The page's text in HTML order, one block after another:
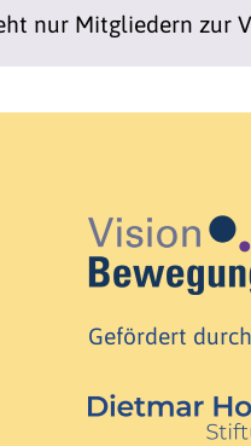
nur Mitgliedern zur
Gefördert